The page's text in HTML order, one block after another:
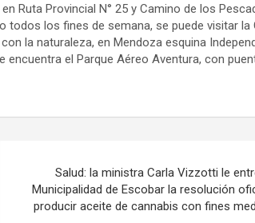
Ruta Provincial N° 25 y Camino de los
todos los fines de semana, se puede visitar la
la naturaleza, en Mendoza esquina
el Parque Aéreo Aventura, con
Salud: la ministra Carla Vizzotti le
Municipalidad de Escobar la resolución
producir aceite de cannabis con fines